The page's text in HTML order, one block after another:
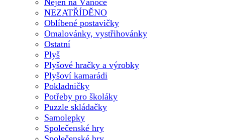
NEZATŘÍDĚNO
Oblíbené postavičky
Omalovánky, vystřihovánky
Ostatní
Plyš
Plyšové hračky a výrobky
Plyšoví kamarádi
Pokladničky
Potřeby pro školáky
Puzzle skládačky
Samolepky
Společenské hry